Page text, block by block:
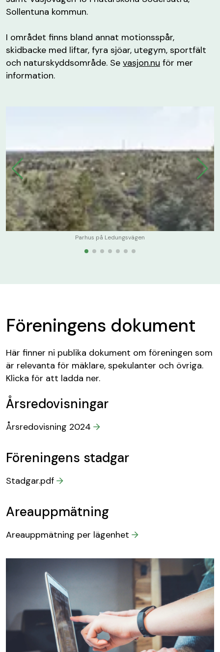
Sollentuna kommun.
I området finns bland annat motionsspår,
skidbacke med liftar, fyra sjöar, utegym, sportfält
och naturskyddsområde. Se vasjon.nu för mer
information.
Parhus på Ledungsvägen
Föreningens dokument
Här finner ni publika dokument om föreningen som
är relevanta för mäklare, spekulanter och övriga.
Klicka för att ladda ner.
Årsredovisningar
Årsredovisning 2024
Föreningens stadgar
Stadgar.pdf
Areauppmätning
Areauppmätning per lägenhet